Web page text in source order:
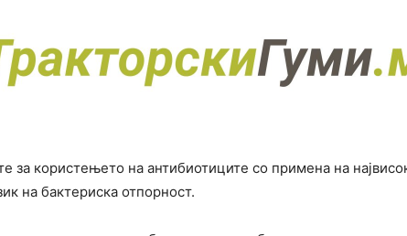
за користењето на антибиотиците со примена на
на бактериска отпорност.